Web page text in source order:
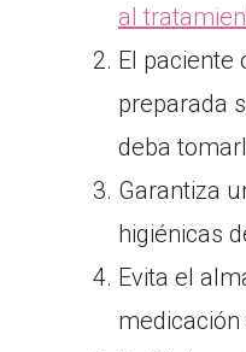
al
El paciente
preparada
deba
Garantiza
higiénicas
Evita el
medicación